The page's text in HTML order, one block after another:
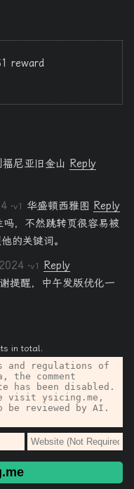
reward
福尼亚旧金山 Reply
·v1 华盛顿西雅图 Reply
吗，不然跳转页很容易被
的关键词。
·v1 Reply
提醒，中午发版优化一
in total.